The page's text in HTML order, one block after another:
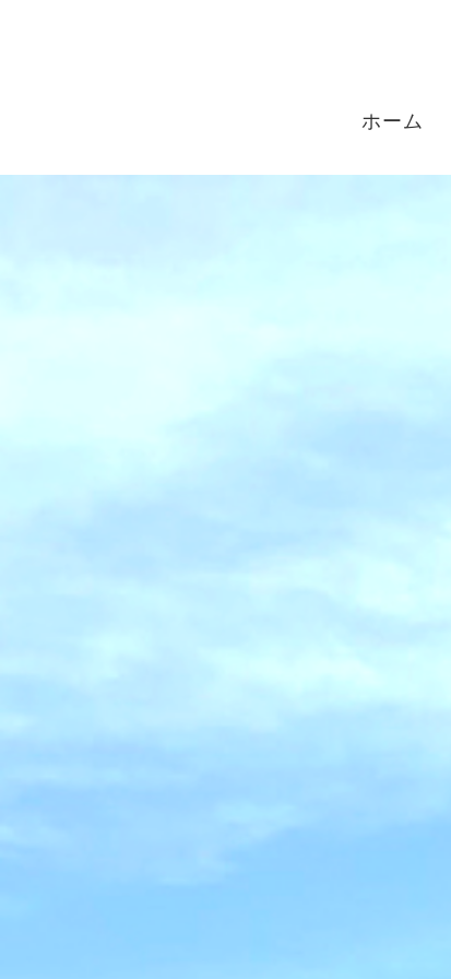
ホーム